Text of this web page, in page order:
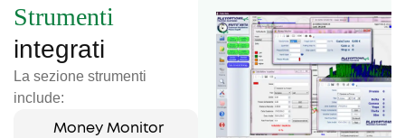
Strumenti
integrati
La sezione strumenti
include:
Money Monitor